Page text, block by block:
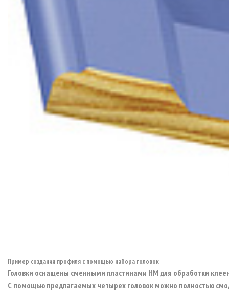
Пример создания профиля с помощью набора головок
Головки оснащены сменными пластинами HM для обработки
С помощью предлагаемых четырех головок можно полностью